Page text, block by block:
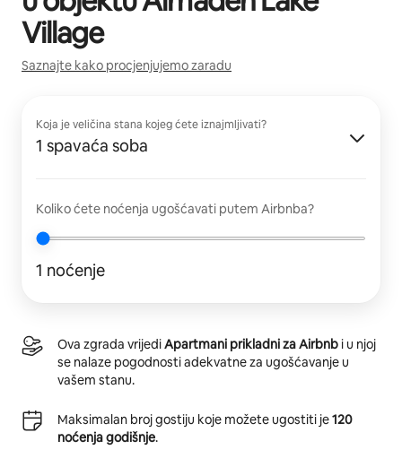
Village
Saznajte kako procjenjujemo zaradu
Koja je veličina stana kojeg ćete iznajmljivati?
1 spavaća soba
Koliko ćete noćenja ugošćavati putem Airbnba?
1 noćenje
Ova zgrada vrijediApartmani prikladni za Airbnb i u njoj
se nalaze pogodnosti adekvatne za ugošćavanje u
vašem stanu.
Maksimalan broj gostiju koje možete ugostiti je120
noćenja godišnje.